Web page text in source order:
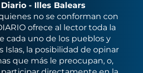
- Illes Balears
no se conforman con
ofrece al lector toda la
cada uno de los pueblos y
Islas, la posibilidad de opinar
que más le preocupan, o,